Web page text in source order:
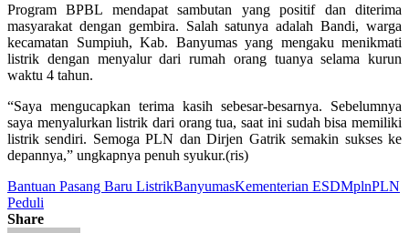
Program BPBL mendapat sambutan yang positif dan diterima
masyarakat dengan gembira. Salah satunya adalah Bandi, warga
kecamatan Sumpiuh, Kab. Banyumas yang mengaku menikmati
listrik dengan menyalur dari rumah orang tuanya selama kurun
waktu 4 tahun.
“Saya mengucapkan terima kasih sebesar-besarnya. Sebelumnya
saya menyalurkan listrik dari orang tua, saat ini sudah bisa memiliki
listrik sendiri. Semoga PLN dan Dirjen Gatrik semakin sukses ke
depannya,” ungkapnya penuh syukur.(ris)
Bantuan Pasang Baru ListrikBanyumasKementerian ESDMplnPLN
Peduli
Share